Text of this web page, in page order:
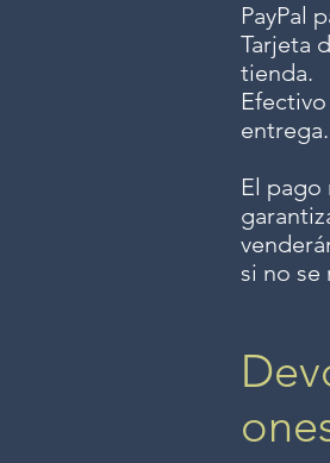
PayPal
Tarjeta
tienda.
entrega.
El pago
si no se